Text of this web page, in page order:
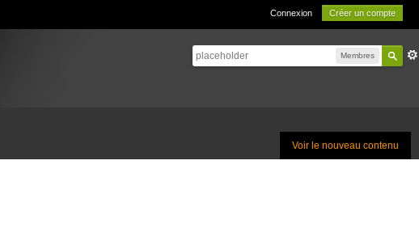
Connexion Créer un compte
Membres
Voir le nouveau contenu